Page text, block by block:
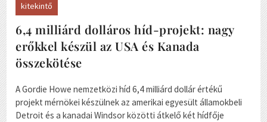
kitekintő
6,4 milliárd dolláros híd-projekt: nagy
erőkkel készül az USA és Kanada
összekötése
A Gordie Howe nemzetközi híd 6,4 milliárd dollár értékű
projekt mérnökei készülnek az amerikai egyesült államokbeli
Detroit és a kanadai Windsor közötti átkelő két hídfője